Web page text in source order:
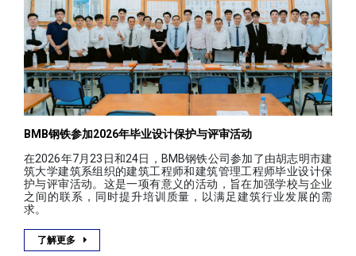
BMB钢铁参加2026年毕业设计保护与评审活动
在2026年7月23日和24日，BMB钢铁公司参加了由胡志明市建
筑大学建筑系组织的建筑工程师和建筑管理工程师毕业设计保
护与评审活动。这是一项有意义的活动，旨在加强学校与企业
之间的联系，同时提升培训质量，以满足建筑行业发展的需
求。
了解更多